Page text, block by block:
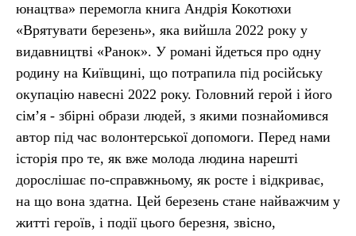
юнацтва» перемогла книга Андрія Кокотюхи
«Врятувати березень», яка вийшла 2022 року у
видавництві «Ранок». У романі йдеться про одну
родину на Київщині, що потрапила під російську
окупацію навесні 2022 року. Головний герой і його
сім’я - збірні образи людей, з якими познайомився
автор під час волонтерської допомоги. Перед нами
історія про те, як вже молода людина нарешті
дорослішає по-справжньому, як росте і відкриває,
на що вона здатна. Цей березень стане найважчим у
житті героїв, і події цього березня, звісно,